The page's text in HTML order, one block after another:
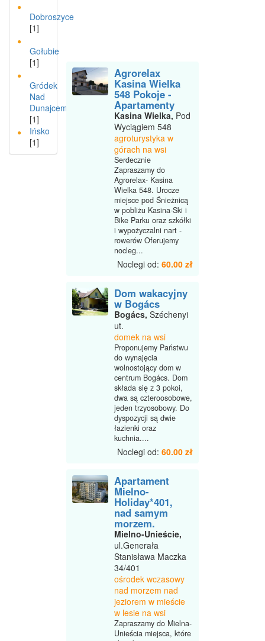
Dobroszyce
[1]
Gołubie
[1]
Gródek
Nad
Dunajcem
[1]
Ińsko
[1]
Agrorelax
Kasina Wielka
548 Pokoje -
Apartamenty
Kasina Wielka, Pod
Wyciągiem 548
agroturystyka w
górach na wsi
Serdecznie
Zapraszamy do
Agrorelax- Kasina
Wielka 548. Urocze
miejsce pod Śnieżnicą
w pobliżu Kasina-Ski i
Bike Parku oraz szkółki
i wypożyczalni nart -
rowerów Oferujemy
nocleg...
Noclegi od: 60.00 zł
Dom wakacyjny
w Bogács
Bogács, Széchenyi
ut.
domek na wsi
Proponujemy Państwu
do wynajęcia
wolnostojący dom w
centrum Bogács. Dom
składa się z 3 pokoi,
dwa są czteroosobowe,
jeden trzyosobowy. Do
dyspozycji są dwie
łazienki oraz
kuchnia....
Noclegi od: 60.00 zł
Apartament
Mielno-
Holiday*401,
nad samym
morzem.
Mielno-Unieście,
ul.Generała
Stanisława Maczka
34/401
ośrodek wczasowy
nad morzem nad
jeziorem w mieście
w lesie na wsi
Zapraszamy do Mielna-
Unieścia miejsca, które